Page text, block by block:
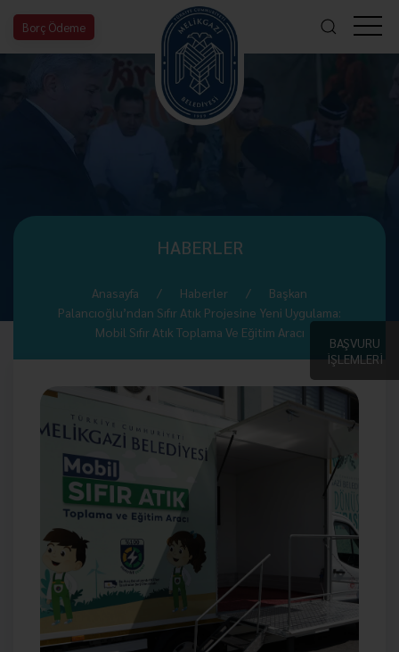
Borç Ödeme
BAŞVURU
İŞLEMLERİ
HABERLER
Anasayfa Haberler
Başkan
Palancıoğlu’ndan Sıfır Atık Projesine Yeni Uygulama:
Mobil Sıfır Atık Toplama Ve Eğitim Aracı